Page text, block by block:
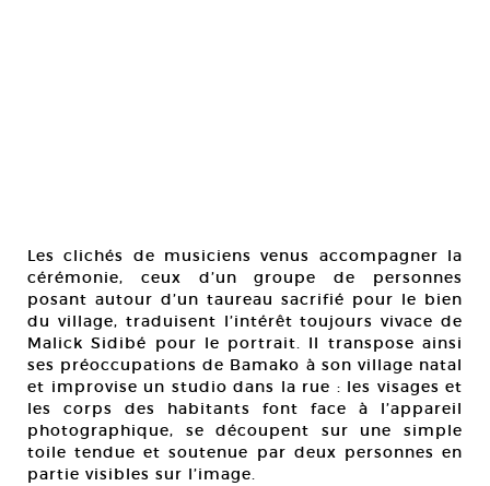
Les clichés de musiciens venus accompagner la
cérémonie, ceux d’un groupe de personnes
posant autour d’un taureau sacrifié pour le bien
du village, traduisent l’intérêt toujours vivace de
Malick Sidibé pour le portrait. Il transpose ainsi
ses préoccupations de Bamako à son village natal
et improvise un studio dans la rue : les visages et
les corps des habitants font face à l’appareil
photographique, se découpent sur une simple
toile tendue et soutenue par deux personnes en
partie visibles sur l’image.